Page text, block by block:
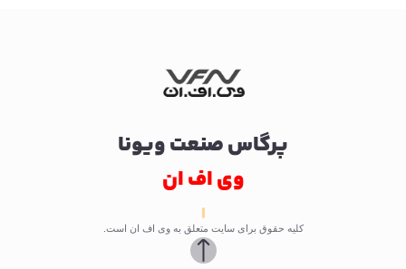
پرگاس صنعت ویونا
وی اف ان
کلیه حقوق برای سایت متعلق به وی اف ان است.